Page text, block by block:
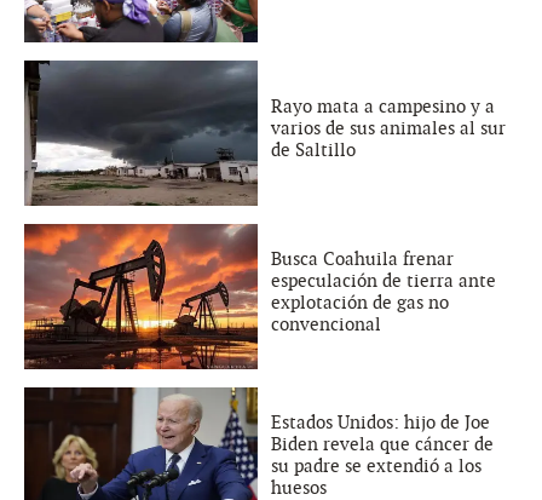
Rayo mata a campesino y a
varios de sus animales al sur
de Saltillo
Busca Coahuila frenar
especulación de tierra ante
explotación de gas no
convencional
Estados Unidos: hijo de Joe
Biden revela que cáncer de
su padre se extendió a los
huesos